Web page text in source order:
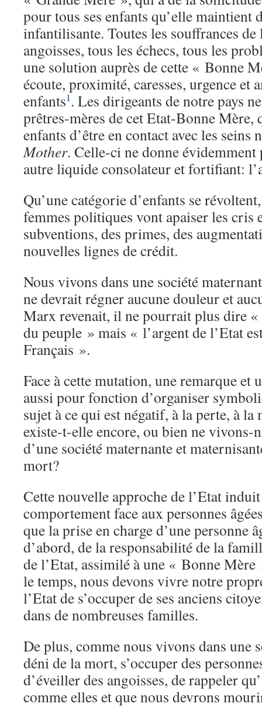
pour tous ses enfants qu’elle maintient
infantilisante. Toutes les souffrances de
angoisses, tous les échecs, tous les
une solution auprès de cette « Bonne
écoute, proximité, caresses, urgence et
enfants1 . Les dirigeants de notre pays
prêtres-mères de cet Etat-Bonne Mère,
enfants d’être en contact avec les
Mother. Celle-ci ne donne évidemment
autre liquide consolateur et fortifiant:
Qu’une catégorie d’enfants se
femmes politiques vont apaiser les cris
subventions, des primes, des
nouvelles lignes de crédit.
Nous vivons dans une société
ne devrait régner aucune douleur et
Marx revenait, il ne pourrait plus dire
du peuple » mais « l’argent de l’Etat
Français ».
Face à cette mutation, une remarque et
aussi pour fonction d’organiser
sujet à ce qui est négatif, à la perte, à
existe-t-elle encore, ou bien ne vivons-
d’une société maternante et
mort?
Cette nouvelle approche de l’Etat
comportement face aux personnes
que la prise en charge d’une personne
d’abord, de la responsabilité de la
de l’Etat, assimilé à une « Bonne Mère
le temps, nous devons vivre notre
l’Etat de s’occuper de ses anciens
dans de nombreuses familles.
De plus, comme nous vivons dans une
déni de la mort, s’occuper des
d’éveiller des angoisses, de rappeler
comme elles et que nous devrons